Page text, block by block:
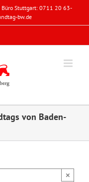
Stuttgart: 0711 20 63-
bw.de
von Baden-
×